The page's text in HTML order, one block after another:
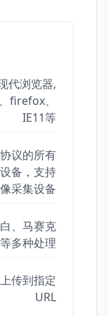
代浏览器,
firefox、
IE11等
议的所有
备，支持
采集设备
、马赛克
等多种处理
传到指定
URL